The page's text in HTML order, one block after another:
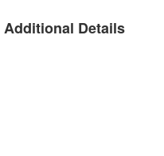
Additional Details